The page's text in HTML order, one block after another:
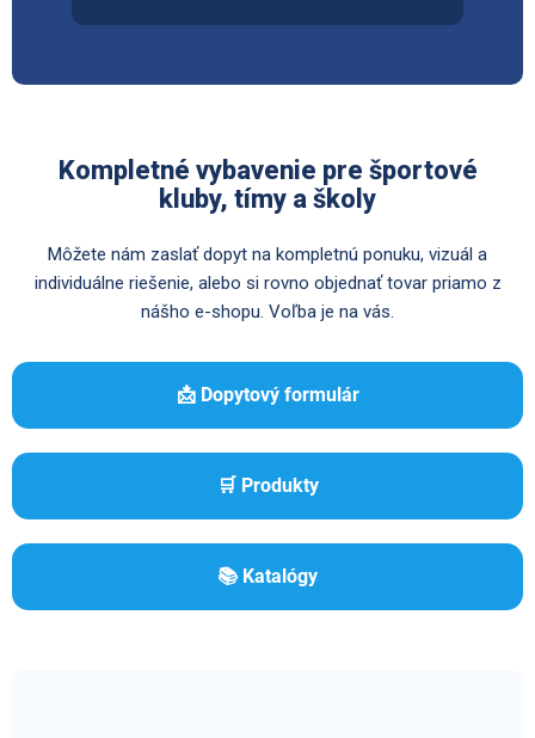
Kompletné vybavenie pre športové
kluby, tímy a školy
Môžete nám zaslať dopyt na kompletnú ponuku, vizuál a
individuálne riešenie, alebo si rovno objednať tovar priamo z
nášho e-shopu. Voľba je na vás.
📩 Dopytový formulár
🛒 Produkty
📚 Katalógy